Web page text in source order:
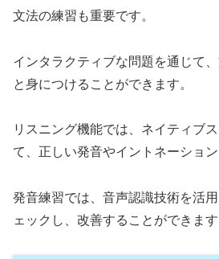
文法の練習も重要です。
インタラクティブな問題を通じて
と身につけることができます。
リスニング機能では、ネイティブ
て、正しい発音やイントネーション
発音練習では、音声認識技術を活
ェックし、改善することができます